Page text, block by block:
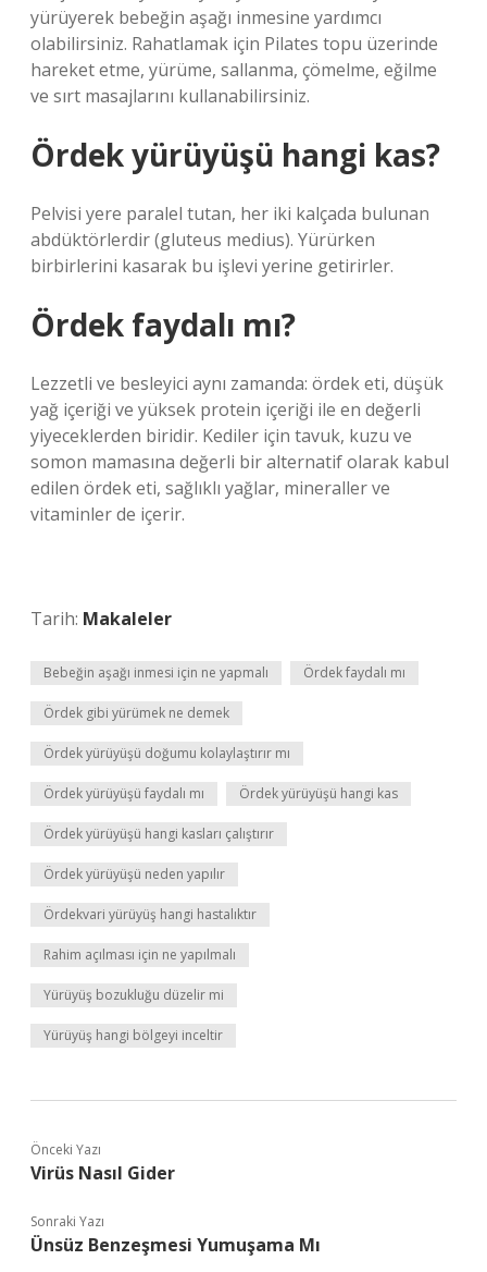
yürüyerek bebeğin aşağı inmesine yardımcı
olabilirsiniz. Rahatlamak için Pilates topu üzerinde
hareket etme, yürüme, sallanma, çömelme, eğilme
ve sırt masajlarını kullanabilirsiniz.
Ördek yürüyüşü hangi kas?
Pelvisi yere paralel tutan, her iki kalçada bulunan
abdüktörlerdir (gluteus medius). Yürürken
birbirlerini kasarak bu işlevi yerine getirirler.
Ördek faydalı mı?
Lezzetli ve besleyici aynı zamanda: ördek eti, düşük
yağ içeriği ve yüksek protein içeriği ile en değerli
yiyeceklerden biridir. Kediler için tavuk, kuzu ve
somon mamasına değerli bir alternatif olarak kabul
edilen ördek eti, sağlıklı yağlar, mineraller ve
vitaminler de içerir.
Tarih: Makaleler
Bebeğin aşağı inmesi için ne yapmalı Ördek faydalı mı
Ördek gibi yürümek ne demek
Ördek yürüyüşü doğumu kolaylaştırır mı
Ördek yürüyüşü faydalı mı Ördek yürüyüşü hangi kas
Ördek yürüyüşü hangi kasları çalıştırır
Ördek yürüyüşü neden yapılır
Ördekvari yürüyüş hangi hastalıktır
Rahim açılması için ne yapılmalı
Yürüyüş bozukluğu düzelir mi
Yürüyüş hangi bölgeyi inceltir
Önceki Yazı
Virüs Nasıl Gider
Sonraki Yazı
Ünsüz Benzeşmesi Yumuşama Mı